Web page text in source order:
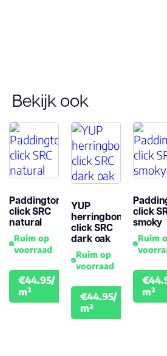
Bekijk ook
Paddington
click SRC
natural
Ruim op
voorraad
€44.95/
m²
€49.95
YUP
herringbone
click SRC
dark oak
Ruim op
voorraad
€44.95/
m²
€49.95
click
smoky
Ruim
m²